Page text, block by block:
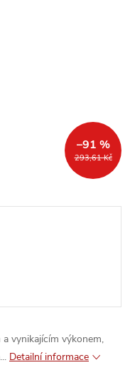
293,61 Kč
–91 %
vynikajícím výkonem,
Detailní informace